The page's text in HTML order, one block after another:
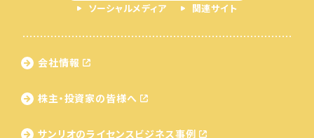
ソーシャルメディア 関連サイト
会社情報
株主・投資家の皆様へ
サンリオのライセンス ビジネス事例